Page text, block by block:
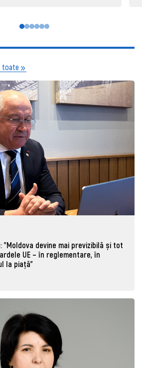
toate
"Moldova devine mai previzibilă și tot
UE – în reglementare, în
la piață"